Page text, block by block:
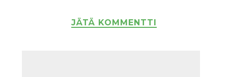
JÄTÄ KOMMENTTI